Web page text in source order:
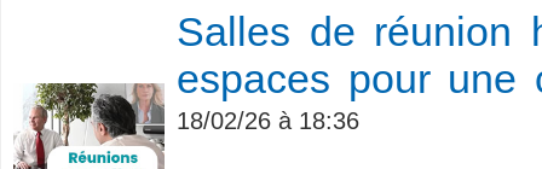
Salles de réunion
espaces pour une
18/02/26 à 18:36